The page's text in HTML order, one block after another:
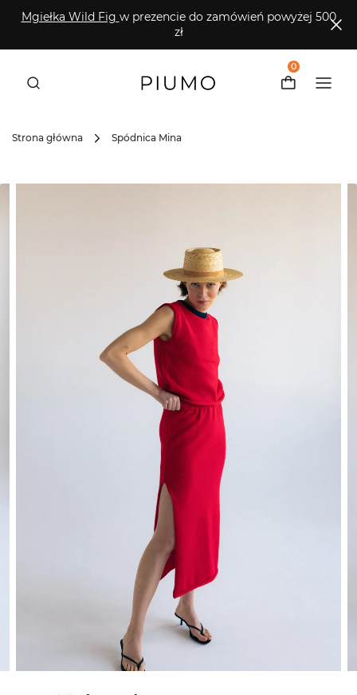
Mgiełka Wild Fig w prezencie do zamówień powyżej 500
zł
0
Strona główna Spódnica Mina